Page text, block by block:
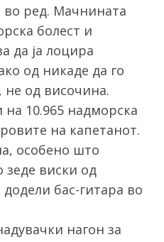
во ред. Мачнината
болест и
да ја лоцира
од никаде да го
не од височина.
10.965 надморска
на капетанот.
особено што
зеде виски од
додели бас-гитара во
нагон за